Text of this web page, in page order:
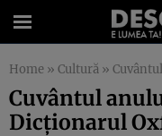
Home » Cultură »
Cuvântul
Dicţionarul